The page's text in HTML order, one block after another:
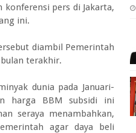
konferensi pers di Jakarta,
ini.
diambil Pemerintah
terakhir.
dunia pada Januari-
harga BBM subsidi ini
seraya menambahkan,
agar daya beli